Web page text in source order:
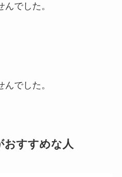
でした。
でした。
おすすめな人